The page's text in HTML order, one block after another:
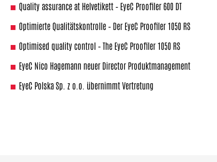
Quality assurance at Helvetikett – EyeC Proofiler 600 DT
Optimierte Qualitätskontrolle – Der EyeC Proofiler 1050 RS
Optimised quality control – The EyeC Proofiler 1050 RS
EyeC Nico Hagemann neuer Director Produktmanagement
EyeC Polska Sp. z o.o. übernimmt Vertretung